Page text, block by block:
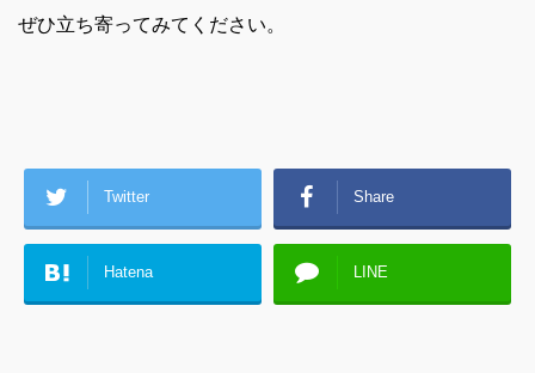
ぜひ立ち寄ってみてください。
Twitter Share
Hatena LINE